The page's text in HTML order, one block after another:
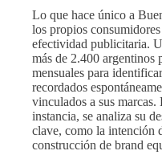
Lo que hace único a
los propios
efectividad publicitaria.
más de 2.400 argentinos
mensuales para
recordados
vinculados a sus marcas.
instancia, se analiza su
clave, como la intención
construcción de brand